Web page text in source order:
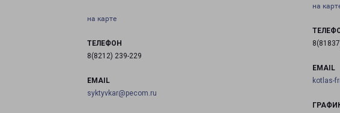
на карте
ТЕЛЕФОН
8(8212) 239-229
EMAIL
syktyvkar@pecom.ru
на
EMAIL
kotlas-